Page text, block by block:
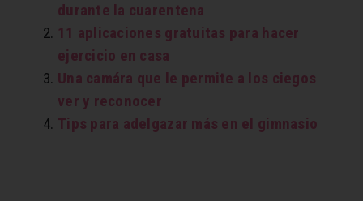
durante la cuarentena
11 aplicaciones gratuitas para hacer
ejercicio en casa
Una camára que le permite a los ciegos
ver y reconocer
Tips para adelgazar más en el gimnasio